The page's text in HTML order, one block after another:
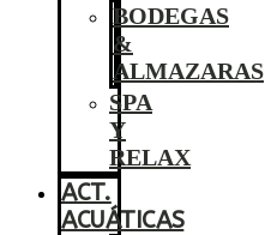
BODEGAS
&
ALMAZARAS
SPA
Y
RELAX
ACT.
ACUÁTICAS